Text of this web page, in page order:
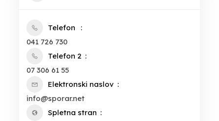
Telefon
041 726 730
Telefon 2
07 306 61 55
Elektronski naslov
info@sporar.net
Spletna stran